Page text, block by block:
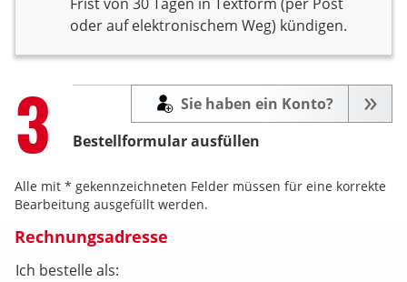
oder auf elektronischem Weg) kündigen.
Step
3 Bestellformular ausfüllen
Sie haben ein Konto?
Alle mit * gekennzeichneten Felder müssen für eine korrekte
Bearbeitung ausgefüllt werden.
Rechnungsadresse
Ich bestelle als: